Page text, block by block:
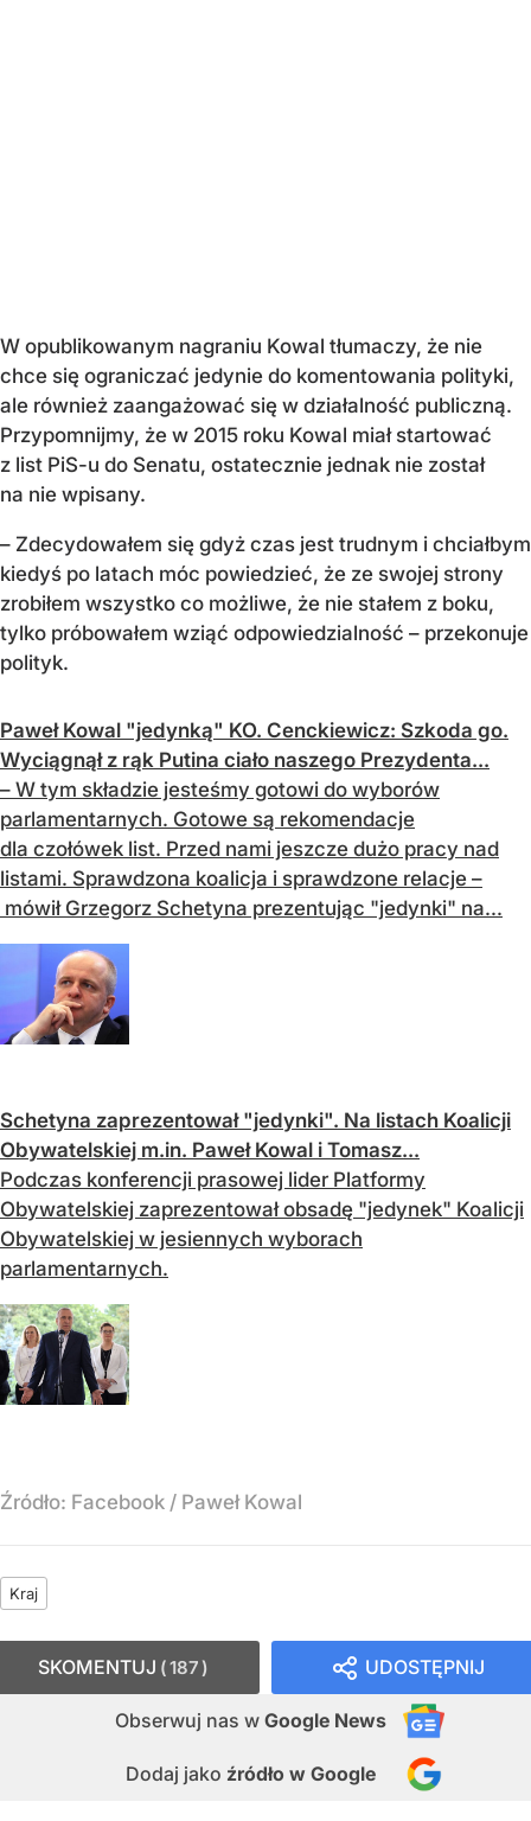
W opublikowanym nagraniu Kowal tłumaczy, że nie
chce się ograniczać jedynie do komentowania polityki,
ale również zaangażować się w działalność publiczną.
Przypomnijmy, że w 2015 roku Kowal miał startować
z list PiS-u do Senatu, ostatecznie jednak nie został
na nie wpisany.
– Zdecydowałem się gdyż czas jest trudnym i chciałbym
kiedyś po latach móc powiedzieć, że ze swojej strony
zrobiłem wszystko co możliwe, że nie stałem z boku,
tylko próbowałem wziąć odpowiedzialność – przekonuje
polityk.
Paweł Kowal "jedynką" KO. Cenckiewicz: Szkoda go.
Wyciągnął z rąk Putina ciało naszego Prezydenta...
– W tym składzie jesteśmy gotowi do wyborów
parlamentarnych. Gotowe są rekomendacje
dla czołówek list. Przed nami jeszcze dużo pracy nad
listami. Sprawdzona koalicja i sprawdzone relacje –
mówił Grzegorz Schetyna prezentując "jedynki" na...
Schetyna zaprezentował "jedynki". Na listach Koalicji
Obywatelskiej m.in. Paweł Kowal i Tomasz...
Podczas konferencji prasowej lider Platformy
Obywatelskiej zaprezentował obsadę "jedynek" Koalicji
Obywatelskiej w jesiennych wyborach
parlamentarnych.
Źródło: Facebook / Paweł Kowal
Kraj
UDOSTĘPNIJ
Obserwuj nas w Google News
Dodaj jako źródło w Google
SKOMENTUJ 187